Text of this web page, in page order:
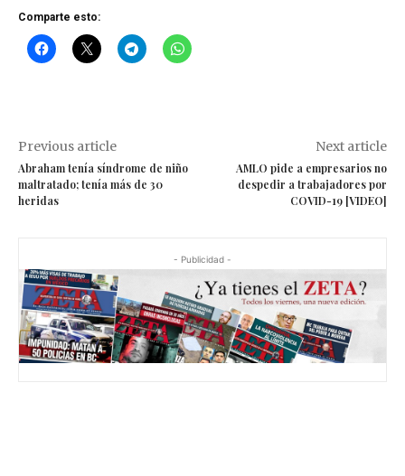
Comparte esto:
Previous article
Abraham tenía síndrome de niño
maltratado; tenía más de 30
heridas
Next article
AMLO pide a empresarios no
despedir a trabajadores por
COVID-19 [VIDEO]
- Publicidad -